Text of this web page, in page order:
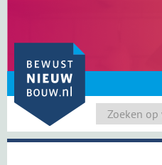
content